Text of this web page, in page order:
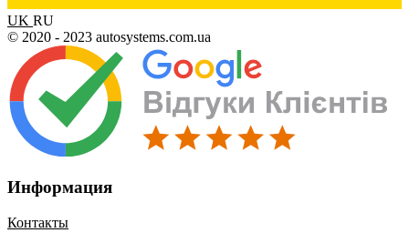
UK RU
© 2020 - 2023 autosystems.com.ua
Информация
Контакты